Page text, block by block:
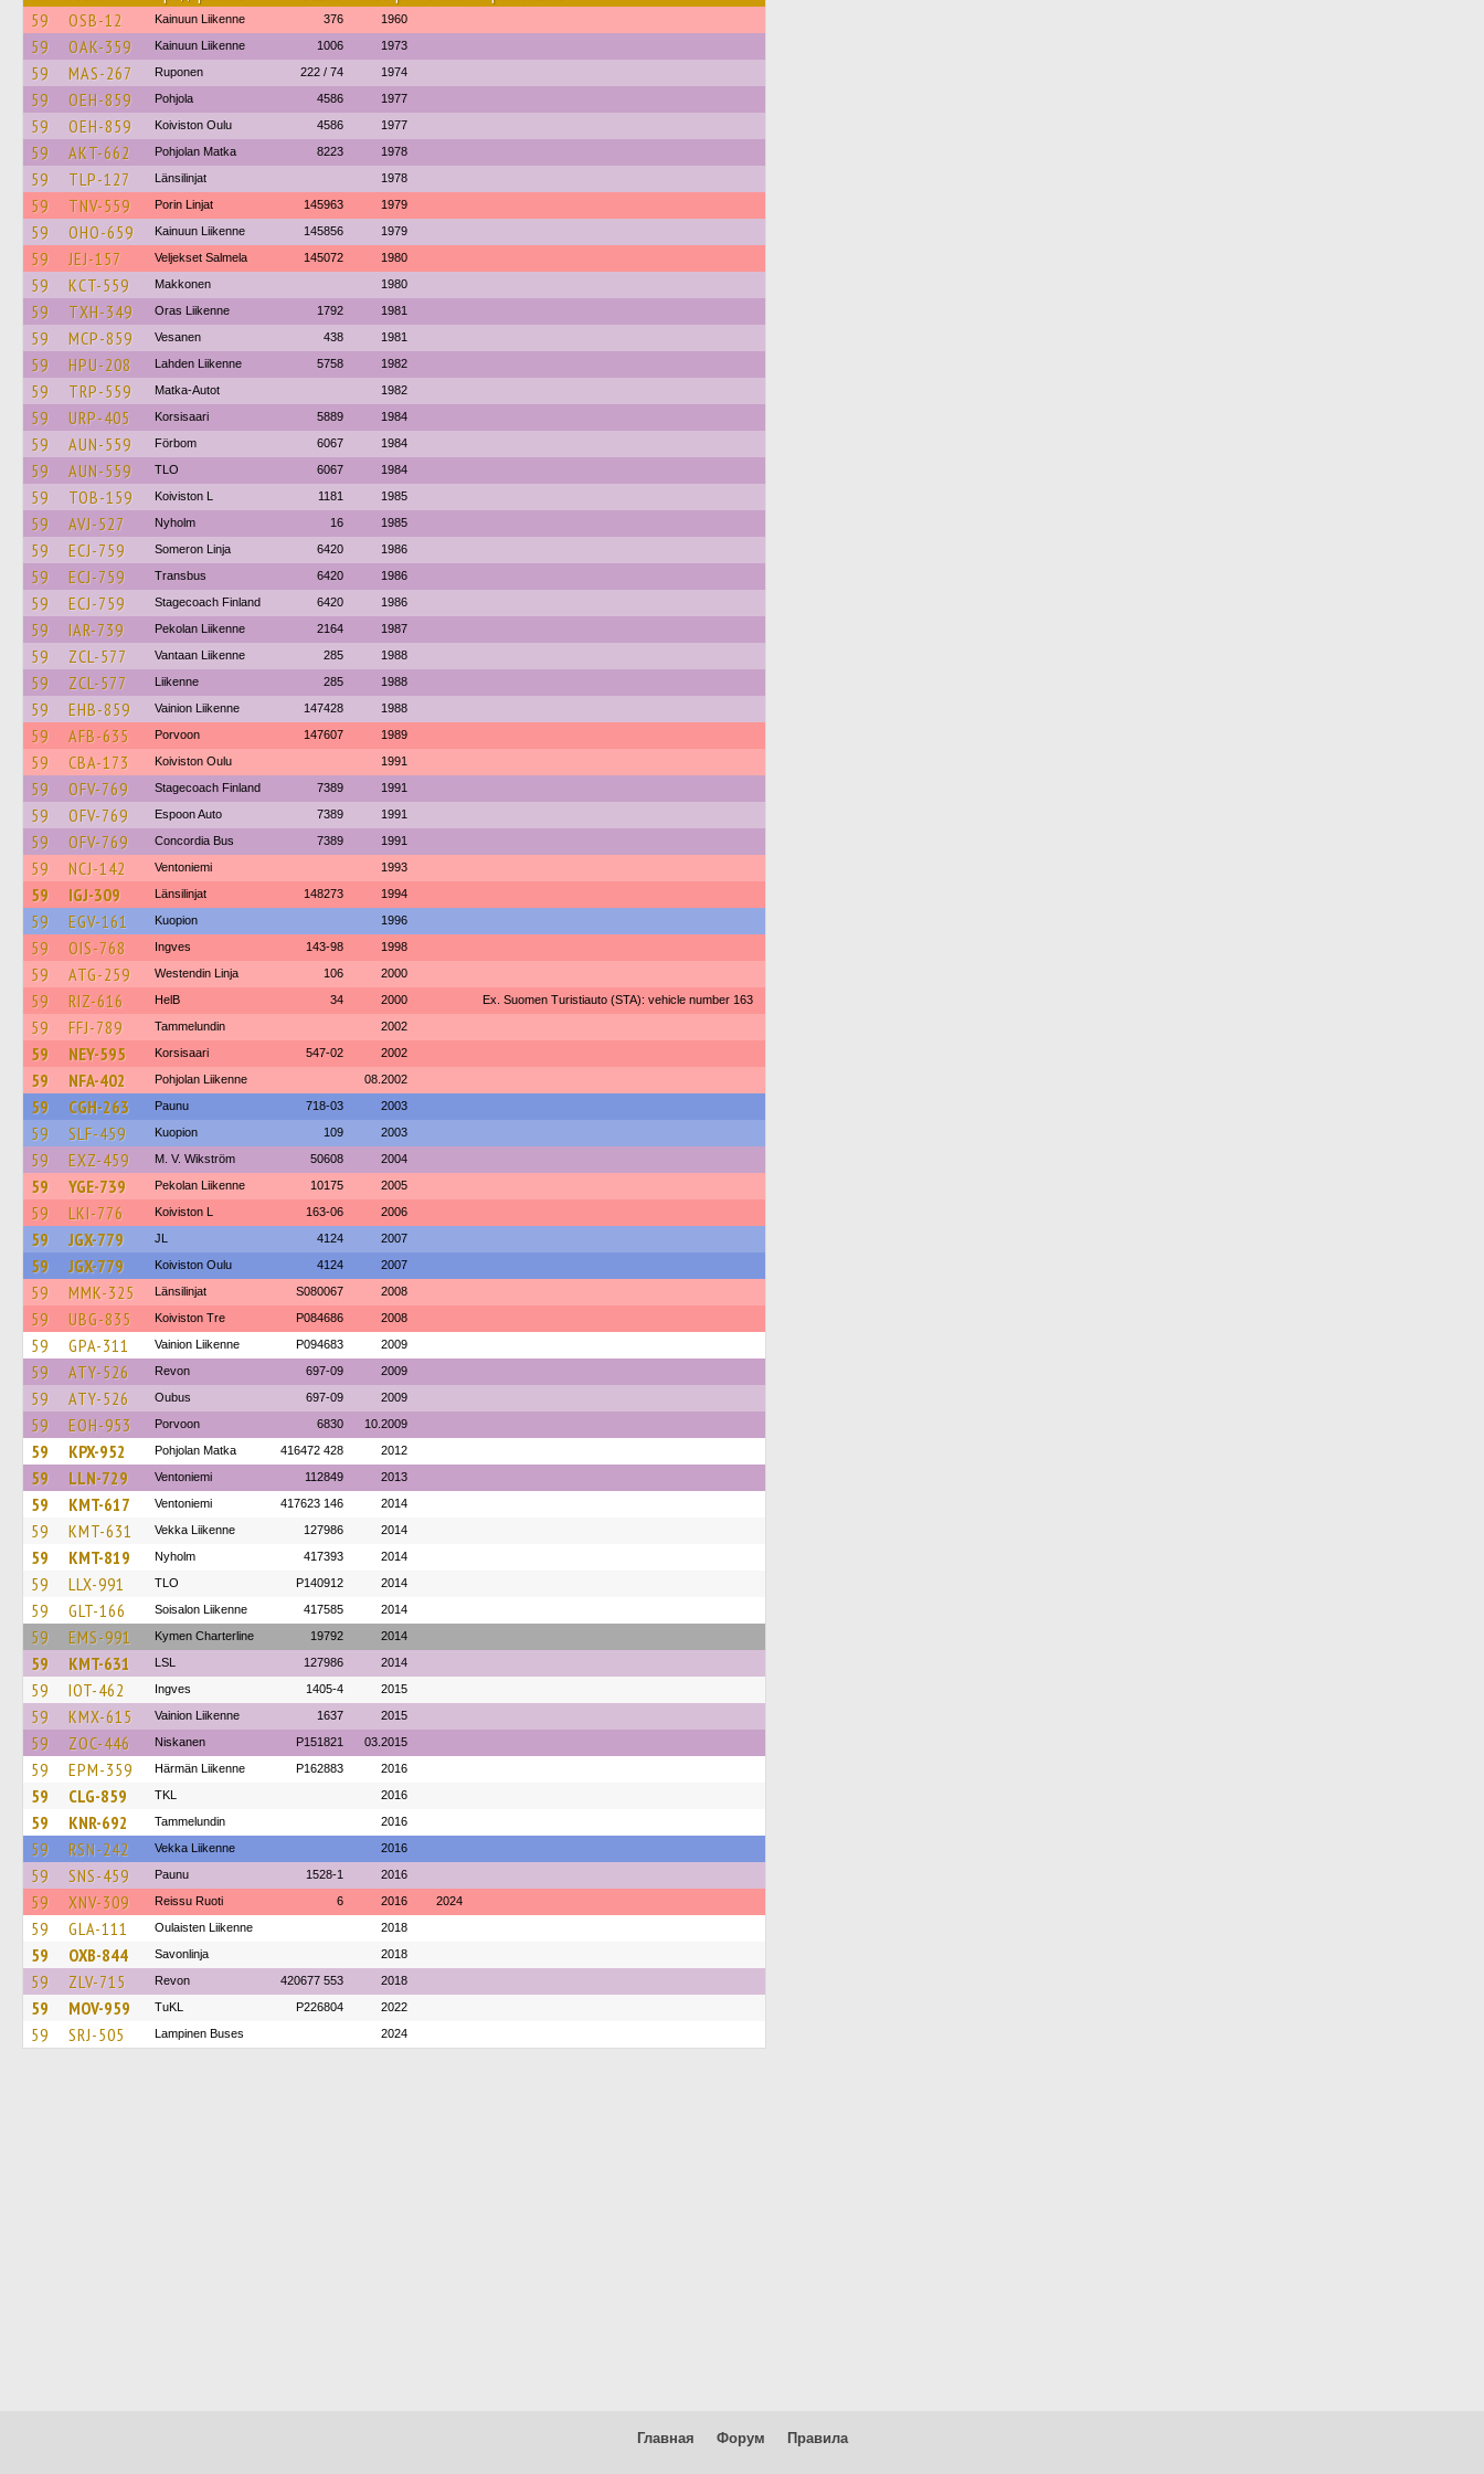
59 OSB-12 Kainuun Liikenne 376 1960
59 OAK-359 Kainuun Liikenne 1006 1973
59 MAS-267 Ruponen 222 / 74 1974
59 OEH-859 Pohjola 4586 1977
59 OEH-859 Koiviston Oulu 4586 1977
59 AKT-662 Pohjolan Matka 8223 1978
59 TLP-127 Länsilinjat 1978
59 TNV-559 Porin Linjat 145963 1979
59 OHO-659 Kainuun Liikenne 145856 1979
59 JEJ-157 Veljekset Salmela 145072 1980
59 KCT-559 Makkonen 1980
59 TXH-349 Oras Liikenne 1792 1981
59 MCP-859 Vesanen 438 1981
59 HPU-208 Lahden Liikenne 5758 1982
59 TRP-559 Matka-Autot 1982
59 URP-405 Korsisaari 5889 1984
59 AUN-559 Förbom 6067 1984
59 AUN-559 TLO 6067 1984
59 TOB-159 Koiviston L 1181 1985
59 AVJ-527 Nyholm 16 1985
59 ECJ-759 Someron Linja 6420 1986
59 ECJ-759 Transbus 6420 1986
59 ECJ-759 Stagecoach Finland 6420 1986
59 IAR-739 Pekolan Liikenne 2164 1987
59 ZCL-577 Vantaan Liikenne 285 1988
59 ZCL-577 Liikenne 285 1988
59 EHB-859 Vainion Liikenne 147428 1988
59 AFB-635 Porvoon 147607 1989
59 CBA-173 Koiviston Oulu 1991
59 OFV-769 Stagecoach Finland 7389 1991
59 OFV-769 Espoon Auto 7389 1991
59 OFV-769 Concordia Bus 7389 1991
59 NCJ-142 Ventoniemi 1993
59 IGJ-309 Länsilinjat 148273 1994
59 EGV-161 Kuopion 1996
59 OIS-768 Ingves 143-98 1998
59 ATG-259 Westendin Linja 106 2000
59 RIZ-616 HelB 34 2000 Ex. Suomen Turistiauto (STA): vehicle number 163
59 FFJ-789 Tammelundin 2002
59 NEY-595 Korsisaari 547-02 2002
59 NFA-402 Pohjolan Liikenne 08.2002
59 CGH-263 Paunu 718-03 2003
59 SLF-459 Kuopion 109 2003
59 EXZ-459 M. V. Wikström 50608 2004
59 YGE-739 Pekolan Liikenne 10175 2005
59 LKI-776 Koiviston L 163-06 2006
59 JGX-779 JL 4124 2007
59 JGX-779 Koiviston Oulu 4124 2007
59 MMK-325 Länsilinjat S080067 2008
59 UBG-835 Koiviston Tre P084686 2008
59 GPA-311 Vainion Liikenne P094683 2009
59 ATY-526 Revon 697-09 2009
59 ATY-526 Oubus 697-09 2009
59 EOH-953 Porvoon 6830 10.2009
59 KPX-952 Pohjolan Matka 416472 428 2012
59 LLN-729 Ventoniemi 112849 2013
59 KMT-617 Ventoniemi 417623 146 2014
59 KMT-631 Vekka Liikenne 127986 2014
59 KMT-819 Nyholm 417393 2014
59 LLX-991 TLO P140912 2014
59 GLT-166 Soisalon Liikenne 417585 2014
59 EMS-991 Kymen Charterline 19792 2014
59 KMT-631 LSL 127986 2014
59 IOT-462 Ingves 1405-4 2015
59 KMX-615 Vainion Liikenne 1637 2015
59 ZOC-446 Niskanen P151821 03.2015
59 EPM-359 Härmän Liikenne P162883 2016
59 CLG-859 TKL 2016
59 KNR-692 Tammelundin 2016
59 RSN-242 Vekka Liikenne 2016
59 SNS-459 Paunu 1528-1 2016
59 XNV-309 Reissu Ruoti 6 2016 2024
59 GLA-111 Oulaisten Liikenne 2018
59 OXB-844 Savonlinja 2018
59 ZLV-715 Revon 420677 553 2018
59 MOV-959 TuKL P226804 2022
59 SRJ-505 Lampinen Buses 2024
Главная Форум Правила